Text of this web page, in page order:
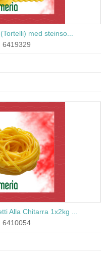
med steinso...
6419329
Alla Chitarra 1x2kg ...
6410054